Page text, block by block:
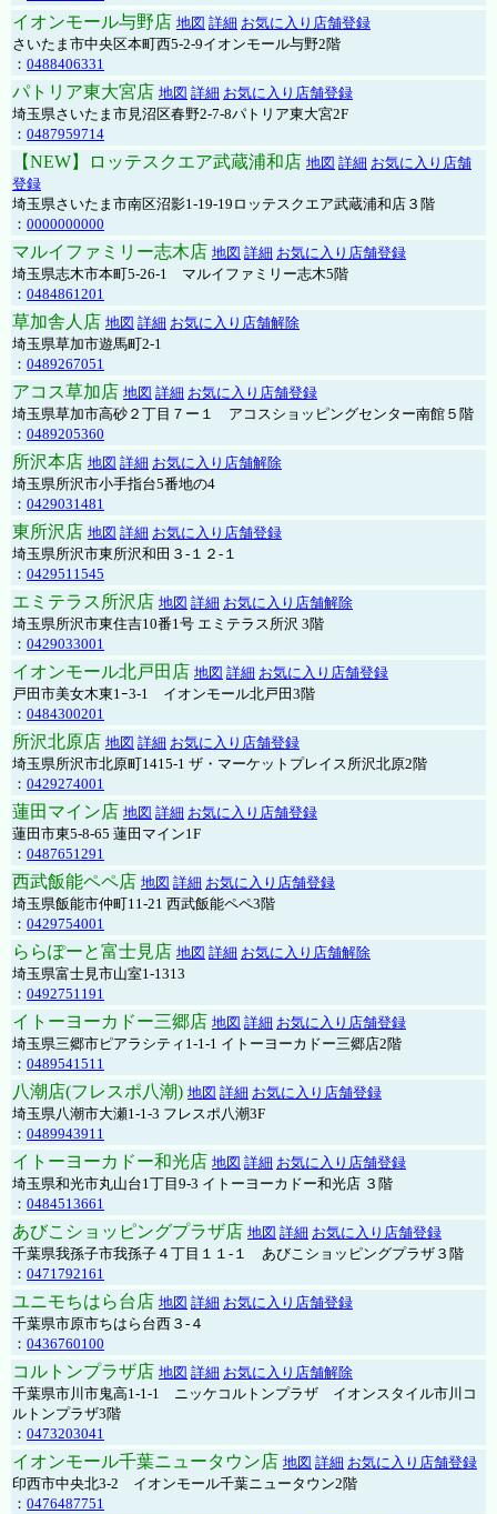
イオンモール与野店 地図 詳細 お気に入り店舗登録
さいたま市中央区本町西5-2-9イオンモール与野2階
： 0488406331
パトリア東大宮店 地図 詳細 お気に入り店舗登録
埼玉県さいたま市見沼区春野2-7-8パトリア東大宮2F
： 0487959714
【NEW】ロッテスクエア武蔵浦和店 地図 詳細 お気に入り店舗
登録
埼玉県さいたま市南区沼影1-19-19ロッテスクエア武蔵浦和店３階
： 0000000000
マルイファミリー志木店 地図 詳細 お気に入り店舗登録
埼玉県志木市本町5-26-1 マルイファミリー志木5階
： 0484861201
草加舎人店 地図 詳細 お気に入り店舗解除
埼玉県草加市遊馬町2-1
： 0489267051
アコス草加店 地図 詳細 お気に入り店舗登録
埼玉県草加市高砂２丁目７ー１ アコスショッピングセンター南館５階
： 0489205360
所沢本店 地図 詳細 お気に入り店舗解除
埼玉県所沢市小手指台5番地の4
： 0429031481
東所沢店 地図 詳細 お気に入り店舗登録
埼玉県所沢市東所沢和田３-１２-１
： 0429511545
エミテラス所沢店 地図 詳細 お気に入り店舗解除
埼玉県所沢市東住吉10番1号 エミテラス所沢 3階
： 0429033001
イオンモール北戸田店 地図 詳細 お気に入り店舗登録
戸田市美女木東1ｰ3‐1 イオンモール北戸田3階
： 0484300201
所沢北原店 地図 詳細 お気に入り店舗登録
埼玉県所沢市北原町1415-1 ザ・マーケットプレイス所沢北原2階
： 0429274001
蓮田マイン店 地図 詳細 お気に入り店舗登録
蓮田市東5-8-65 蓮田マイン1F
： 0487651291
西武飯能ペペ店 地図 詳細 お気に入り店舗登録
埼玉県飯能市仲町11-21 西武飯能ペペ3階
： 0429754001
ららぽーと富士見店 地図 詳細 お気に入り店舗解除
埼玉県富士見市山室1-1313
： 0492751191
イトーヨーカドー三郷店 地図 詳細 お気に入り店舗登録
埼玉県三郷市ピアラシティ1-1-1 イトーヨーカドー三郷店2階
： 0489541511
八潮店(フレスポ八潮) 地図 詳細 お気に入り店舗登録
埼玉県八潮市大瀬1-1-3 フレスポ八潮3F
： 0489943911
イトーヨーカドー和光店 地図 詳細 お気に入り店舗登録
埼玉県和光市丸山台1丁目9-3 イトーヨーカドー和光店 ３階
： 0484513661
あびこショッピングプラザ店 地図 詳細 お気に入り店舗登録
千葉県我孫子市我孫子４丁目１１-１ あびこショッピングプラザ３階
： 0471792161
ユニモちはら台店 地図 詳細 お気に入り店舗登録
千葉県市原市ちはら台西３-４
： 0436760100
コルトンプラザ店 地図 詳細 お気に入り店舗解除
千葉県市川市鬼高1-1-1 ニッケコルトンプラザ イオンスタイル市川コ
ルトンプラザ3階
： 0473203041
イオンモール千葉ニュータウン店 地図 詳細 お気に入り店舗登録
印西市中央北3-2 イオンモール千葉ニュータウン2階
： 0476487751